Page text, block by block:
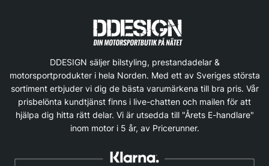
DDESIGN säljer bilstyling, prestandadelar &
motorsportprodukter i hela Norden. Med ett av Sveriges största
sortiment erbjuder vi dig de bästa varumärkena till bra pris. Vår
prisbelönta kundtjänst finns i live-chatten och mailen för att
hjälpa dig hitta rätt delar. Vi är utsedda till "Årets E-handlare"
inom motor i 5 år, av Pricerunner.